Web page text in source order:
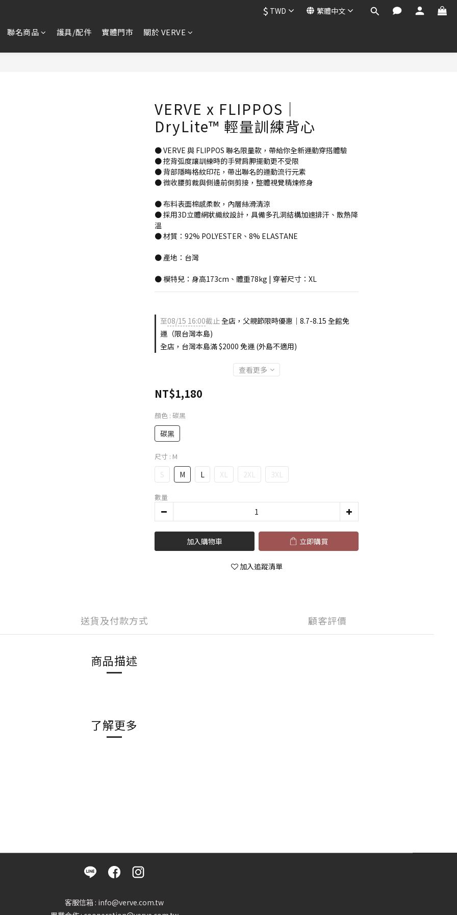
$ TWD 繁體中文
聯名商品 護具/配件 實體門市 關於 VERVE
VERVE x FLIPPOS｜
DryLite™ 輕量訓練背心
● VERVE 與 FLIPPOS 聯名限量款，帶給你全新運動穿搭體驗
● 挖背弧度讓訓練時的手臂肩胛擺動更不受限
● 背部隱晦格紋印花，帶出聯名的運動流行元素
● 微收腰剪裁與側邊前倒剪接，整體視覺精煉修身
● 布料表面棉感柔軟，內層絲滑清涼
● 採用3D立體網狀織紋設計，具備多孔洞結構加速排汗、散熱降
溫
● 材質：92% POLYESTER、8% ELASTANE
● 產地：台灣
● 模特兒：身高173cm、體重78kg | 穿著尺寸：XL
至08/15 16:00截止全店，父親節限時優惠｜8.7-8.15 全館免
運（限台灣本島)
全店，台灣本島滿 $2000 免運 (外島不適用)
查看更多
NT$1,180
顏色 : 碳黑
碳黑
尺寸 : M
S M L XL 2XL 3XL
數量
加入購物車 立即購買
加入追蹤清單
送貨及付款方式 顧客評價
商品描述
了解更多
客服信箱 : info@verve.com.tw